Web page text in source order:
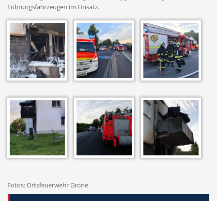
Führungsfahrzeugen im Einsatz.
Fotos: Ortsfeuerwehr Grone